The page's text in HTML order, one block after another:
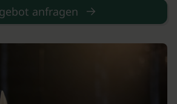
anfragen